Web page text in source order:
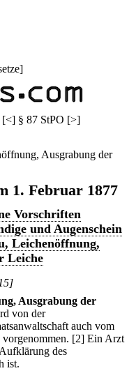
]
[<] § 87 StPO [>]
Ausgrabung der
1. Februar 1877
Vorschriften
und Augenschein
Leichenöffnung,
Leiche
Ausgrabung der
von der
auch vom
[2] Ein Arzt
des
ist.